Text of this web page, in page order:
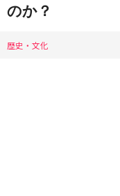
のか？
歴史・文化